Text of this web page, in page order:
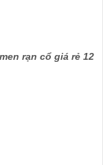
rạn cổ giá rẻ 12